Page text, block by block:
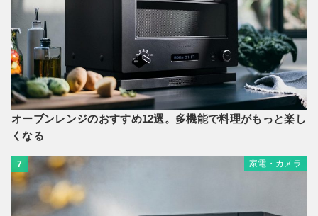
オーブンレンジのおすすめ12選。多機能で料理がもっと楽し
くなる
7 家電・カメラ